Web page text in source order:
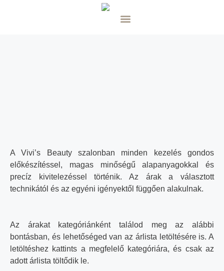
A Vivi’s Beauty szalonban minden kezelés gondos
előkészítéssel, magas minőségű alapanyagokkal és
precíz kivitelezéssel történik. Az árak a választott
technikától és az egyéni igényektől függően alakulnak.
Az árakat kategóriánként találod meg az alábbi
bontásban, és lehetőséged van az árlista letöltésére is. A
letöltéshez kattints a megfelelő kategóriára, és csak az
adott árlista töltődik le.